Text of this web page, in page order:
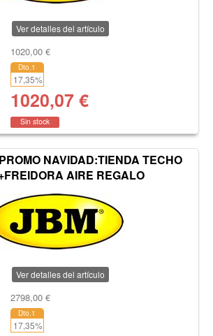
Ver detalles del artículo
1020,00€
Dto.1
17,35%
1020,07€
Sin stock
NAVIDAD:TIENDA TECHO
AIRE REGALO
Ver detalles del artículo
2798,00€
Dto.1
17,35%